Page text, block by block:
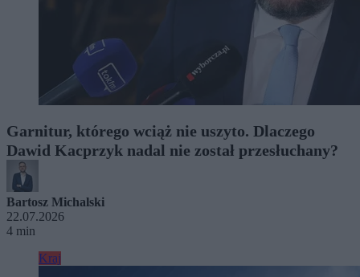
Garnitur, którego wciąż nie uszyto. Dlaczego
Dawid Kacprzyk nadal nie został przesłuchany?
Bartosz Michalski
22.07.2026
4 min
Kraj